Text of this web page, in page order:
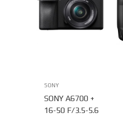
SONY
SONY A6700 +
16-50 F/3.5-5.6